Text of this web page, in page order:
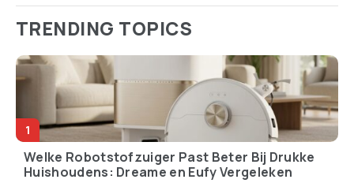
TRENDING TOPICS
Welke Robotstofzuiger Past Beter Bij Drukke
Huishoudens: Dreame en Eufy Vergeleken